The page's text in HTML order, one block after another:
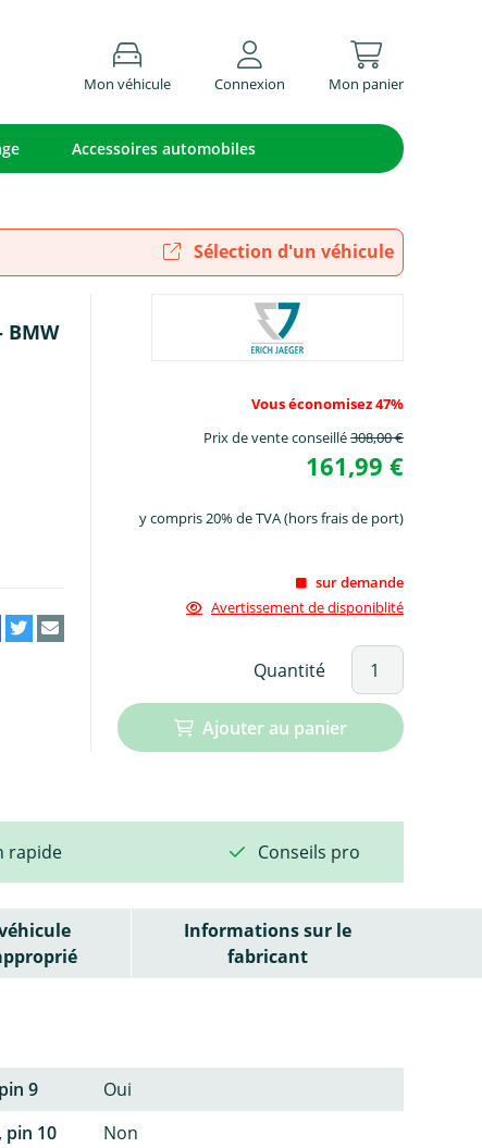
Mon véhicule Connexion Mon panier
Accessoires automobiles
Sélection d'un véhicule
BMW
Vous économisez 47%
Prix de vente conseillé308,00 €
161,99 €
y compris 20% de TVA (hors frais de port)
sur demande
Avertissement de disponiblité
Quantité
Ajouter au panier
rapide Conseils pro
Informations sur le
fabricant
9
Oui
pin 10
Non